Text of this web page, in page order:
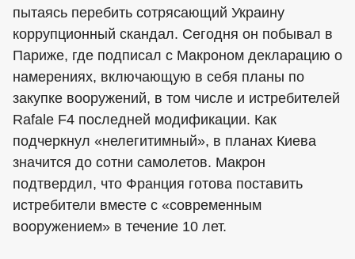
пытаясь перебить сотрясающий Украину
коррупционный скандал. Сегодня он побывал в
Париже, где подписал с Макроном декларацию о
намерениях, включающую в себя планы по
закупке вооружений, в том числе и истребителей
Rafale F4 последней модификации. Как
подчеркнул «нелегитимный», в планах Киева
значится до сотни самолетов. Макрон
подтвердил, что Франция готова поставить
истребители вместе с «современным
вооружением» в течение 10 лет.